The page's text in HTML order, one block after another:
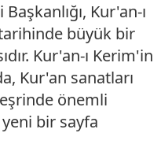
Kur'an-ı
büyük bir
Kur'an-ı Kerim'in
Kur'an sanatları
önemli
bir sayfa